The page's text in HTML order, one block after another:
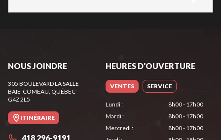
NOUS JOINDRE
305 BOULEVARD LA SALLE
BAIE-COMEAU, QUÉBEC
G4Z 2L5
ITINÉRAIRE
418 296-9191
HEURES D'OUVERTURE
VENTES SERVICE
Lundi:
8h00 - 17h00
Mardi:
8h00 - 17h00
Mercredi:
8h00 - 17h00